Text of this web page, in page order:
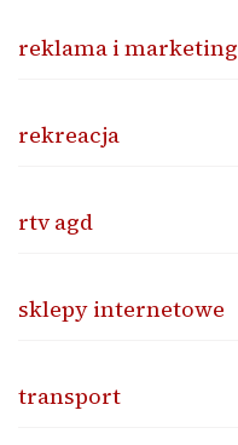
reklama i marketing
rekreacja
rtv agd
sklepy internetowe
transport